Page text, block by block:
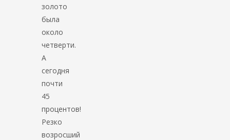
золото
была
около
четверти.
А
сегодня
почти
45
процентов!
Резко
возросший